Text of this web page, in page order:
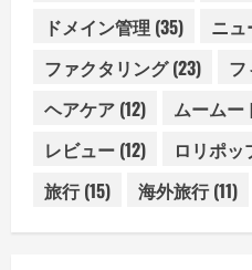
ドメイン管理 (35) ニュ
ファクタリング(23)
ヘアケア (12) ムームー
レビュー (12) ロリポッ
旅行(15) 海外旅行(11)